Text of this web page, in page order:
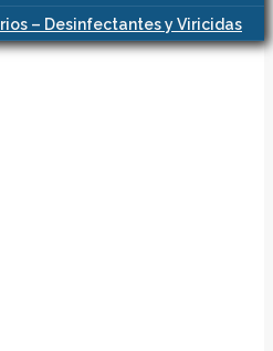
– Desinfectantes y Viricidas